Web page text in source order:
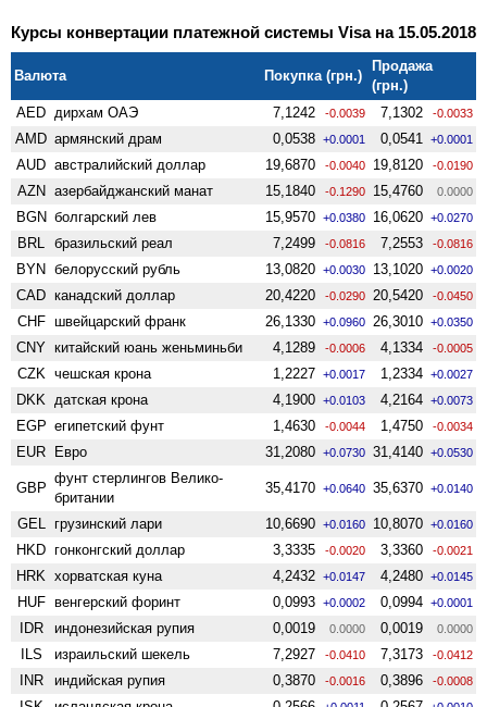
Курсы конвертации платежной системы Visa на 15.05.2018
Валюта Покупка (грн.)
Продажа
(грн.)
AED дирхам ОАЭ 7,1242 -0.0039 7,1302 -0.0033
AMD армянский драм 0,0538 +0.0001 0,0541 +0.0001
AUD австралийский доллар 19,6870 -0.0040 19,8120 -0.0190
AZN азербайджанский манат 15,1840 -0.1290 15,4760 0.0000
BGN болгарский лев 15,9570 +0.0380 16,0620 +0.0270
BRL бразильский реал 7,2499 -0.0816 7,2553 -0.0816
BYN белорусский рубль 13,0820 +0.0030 13,1020 +0.0020
CAD канадский доллар 20,4220 -0.0290 20,5420 -0.0450
CHF швейцарский франк 26,1330 +0.0960 26,3010 +0.0350
CNY китайский юань женьминьби 4,1289 -0.0006 4,1334 -0.0005
CZK чешская крона 1,2227 +0.0017 1,2334 +0.0027
DKK датская крона 4,1900 +0.0103 4,2164 +0.0073
EGP египетский фунт 1,4630 -0.0044 1,4750 -0.0034
EUR Евро 31,2080 +0.0730 31,4140 +0.0530
GBP
фунт стерлингов Велико­
британии
35,4170 +0.0640 35,6370 +0.0140
GEL грузинский лари 10,6690 +0.0160 10,8070 +0.0160
HKD гонконгский доллар 3,3335 -0.0020 3,3360 -0.0021
HRK хорватская куна 4,2432 +0.0147 4,2480 +0.0145
HUF венгерский форинт 0,0993 +0.0002 0,0994 +0.0001
IDR индонезийская рупия 0,0019 0.0000 0,0019 0.0000
ILS израильский шекель 7,2927 -0.0410 7,3173 -0.0412
INR индийская рупия 0,3870 -0.0016 0,3896 -0.0008